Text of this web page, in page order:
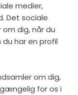
medier,
Det sociale
dig, når du
har en profil
om dig,
for os i